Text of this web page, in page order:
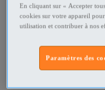
En cliquant sur « Accepter
cookies sur votre appareil
utilisation et contribuer à nos
Paramètres des